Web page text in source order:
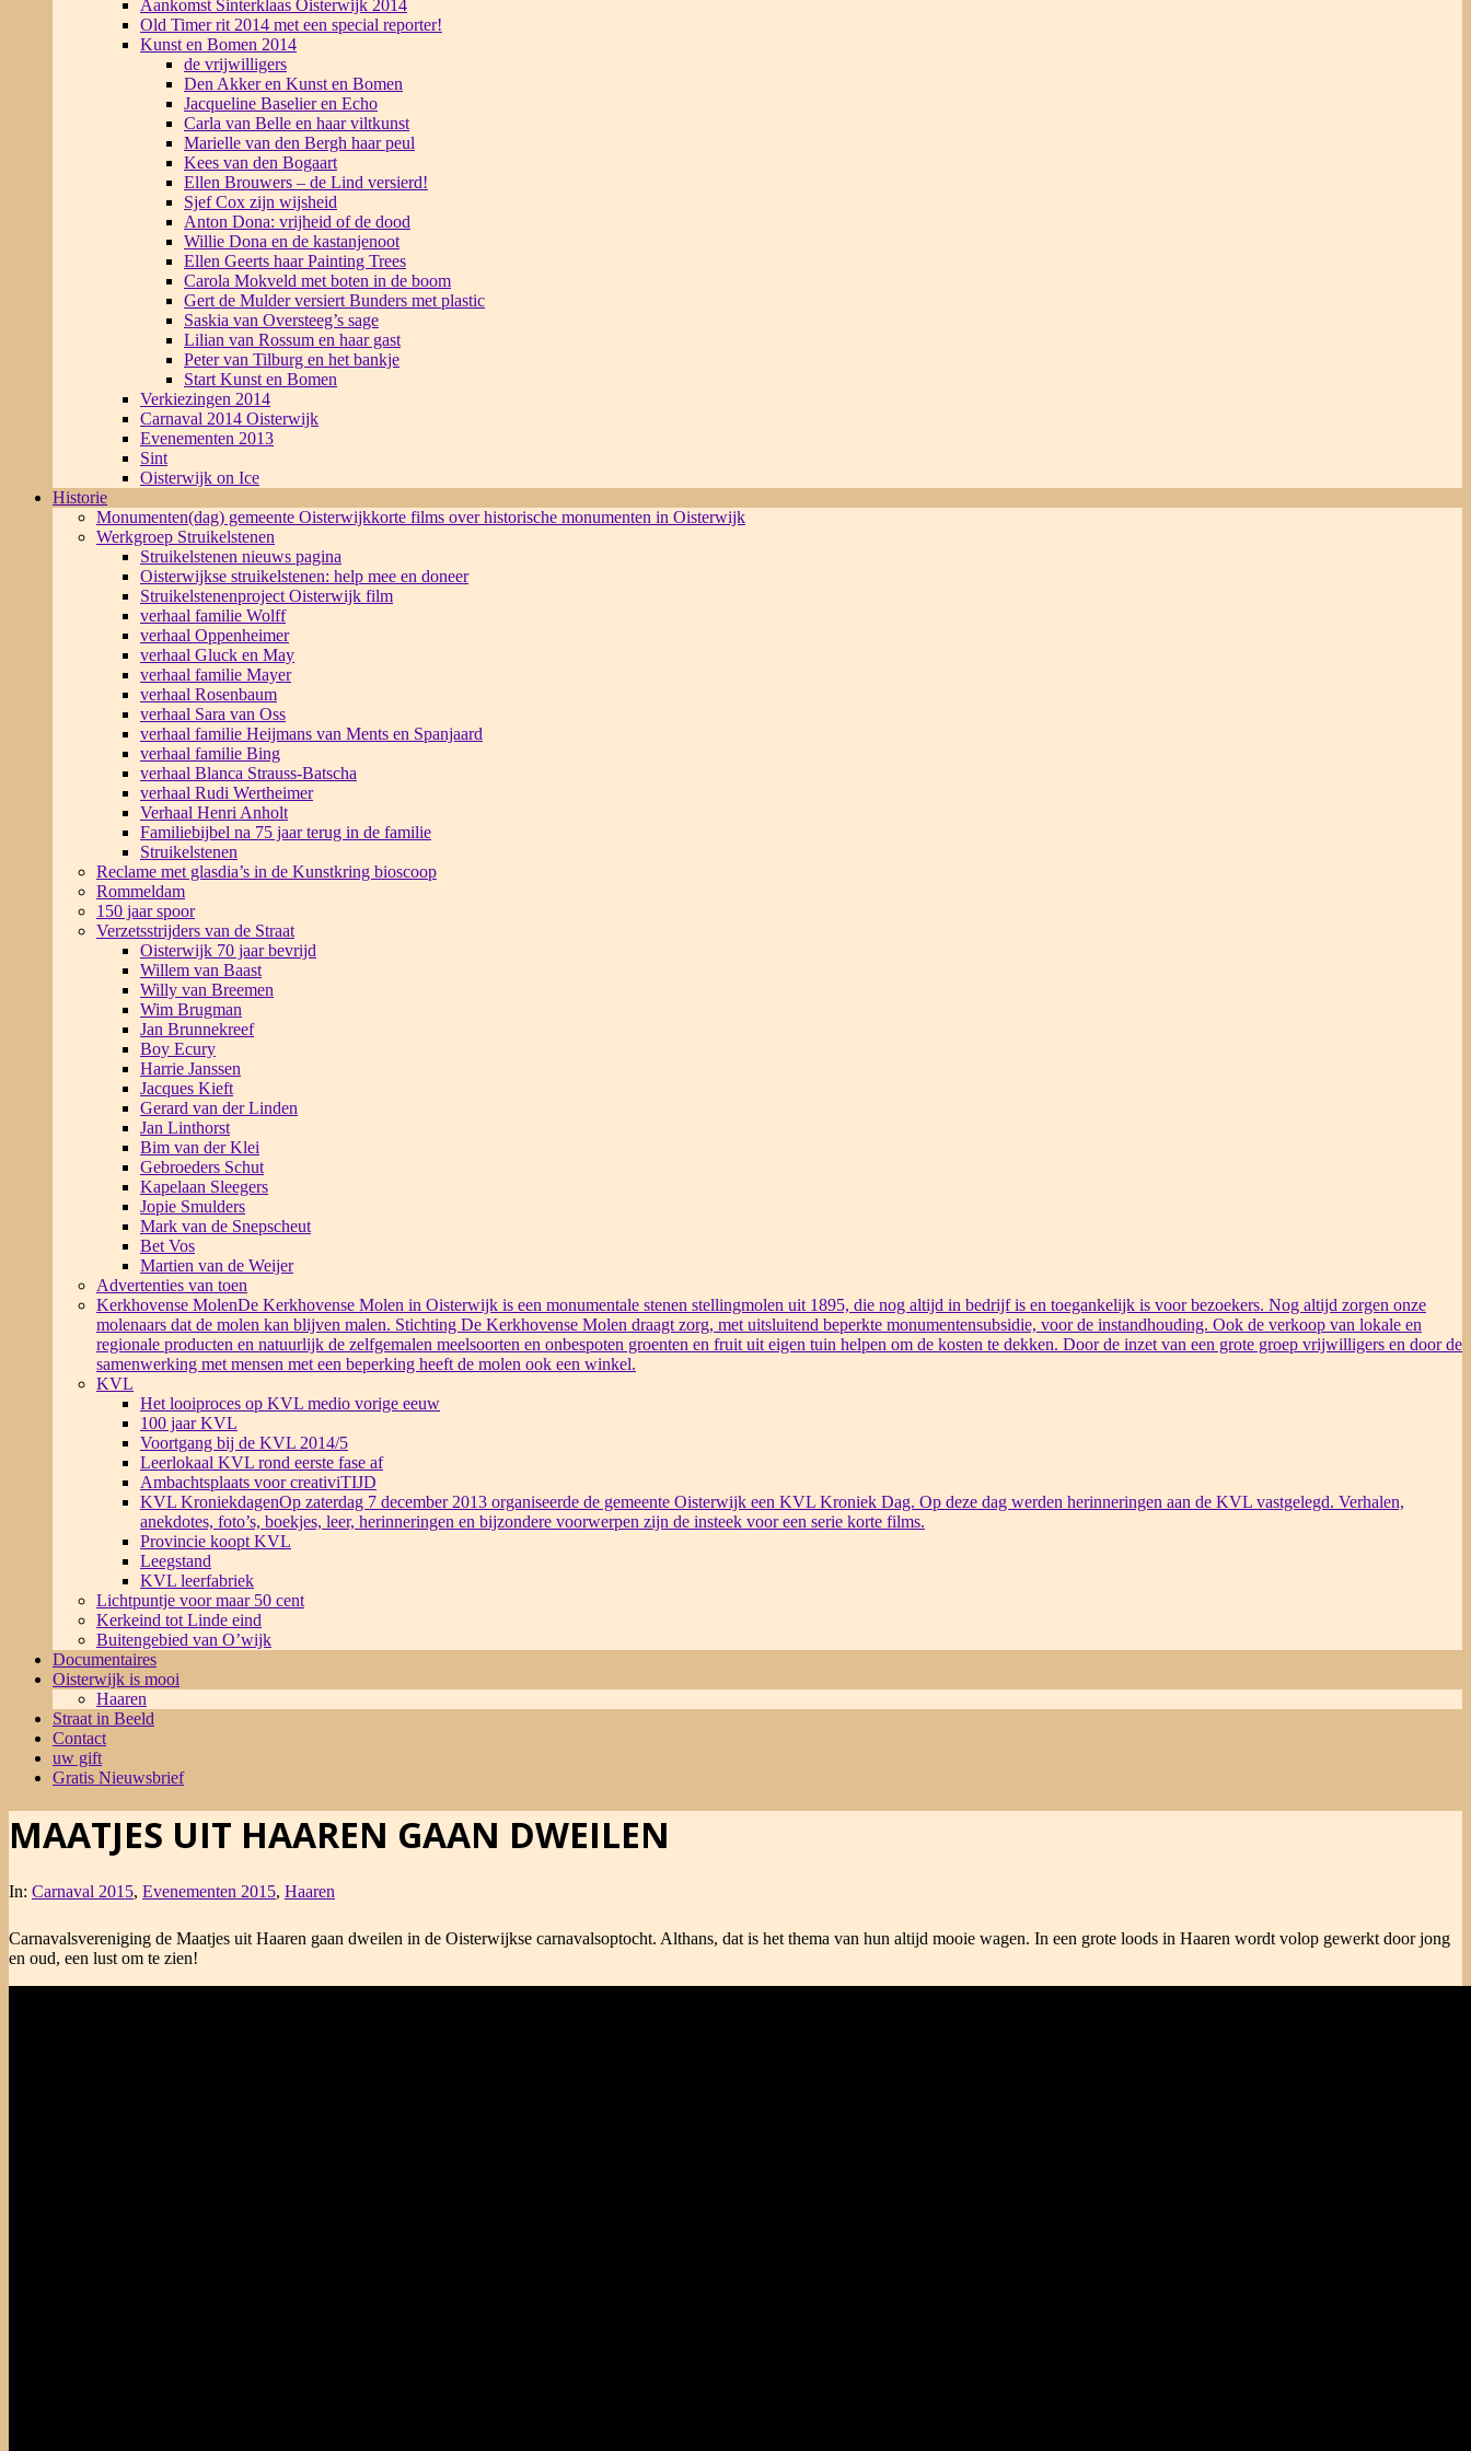
Aankomst Sinterklaas Oisterwijk 2014
Old Timer rit 2014 met een special reporter!
Kunst en Bomen 2014
de vrijwilligers
Den Akker en Kunst en Bomen
Jacqueline Baselier en Echo
Carla van Belle en haar viltkunst
Marielle van den Bergh haar peul
Kees van den Bogaart
Ellen Brouwers – de Lind versierd!
Sjef Cox zijn wijsheid
Anton Dona: vrijheid of de dood
Willie Dona en de kastanjenoot
Ellen Geerts haar Painting Trees
Carola Mokveld met boten in de boom
Gert de Mulder versiert Bunders met plastic
Saskia van Oversteeg’s sage
Lilian van Rossum en haar gast
Peter van Tilburg en het bankje
Start Kunst en Bomen
Verkiezingen 2014
Carnaval 2014 Oisterwijk
Evenementen 2013
Sint
Oisterwijk on Ice
Historie
Monumenten(dag) gemeente Oisterwijkkorte films over historische monumenten in Oisterwijk
Werkgroep Struikelstenen
Struikelstenen nieuws pagina
Oisterwijkse struikelstenen: help mee en doneer
Struikelstenenproject Oisterwijk film
verhaal familie Wolff
verhaal Oppenheimer
verhaal Gluck en May
verhaal familie Mayer
verhaal Rosenbaum
verhaal Sara van Oss
verhaal familie Heijmans van Ments en Spanjaard
verhaal familie Bing
verhaal Blanca Strauss-Batscha
verhaal Rudi Wertheimer
Verhaal Henri Anholt
Familiebijbel na 75 jaar terug in de familie
Struikelstenen
Reclame met glasdia’s in de Kunstkring bioscoop
Rommeldam
150 jaar spoor
Verzetsstrijders van de Straat
Oisterwijk 70 jaar bevrijd
Willem van Baast
Willy van Breemen
Wim Brugman
Jan Brunnekreef
Boy Ecury
Harrie Janssen
Jacques Kieft
Gerard van der Linden
Jan Linthorst
Bim van der Klei
Gebroeders Schut
Kapelaan Sleegers
Jopie Smulders
Mark van de Snepscheut
Bet Vos
Martien van de Weijer
Advertenties van toen
Kerkhovense MolenDe Kerkhovense Molen in Oisterwijk is een monumentale stenen stellingmolen uit 1895, die nog altijd in bedrijf is en toegankelijk is voor bezoekers. Nog altijd zorgen onze
molenaars dat de molen kan blijven malen. Stichting De Kerkhovense Molen draagt zorg, met uitsluitend beperkte monumentensubsidie, voor de instandhouding. Ook de verkoop van lokale en
regionale producten en natuurlijk de zelfgemalen meelsoorten en onbespoten groenten en fruit uit eigen tuin helpen om de kosten te dekken. Door de inzet van een grote groep vrijwilligers en door de
samenwerking met mensen met een beperking heeft de molen ook een winkel.
KVL
Het looiproces op KVL medio vorige eeuw
100 jaar KVL
Voortgang bij de KVL 2014/5
Leerlokaal KVL rond eerste fase af
Ambachtsplaats voor creativiTIJD
KVL KroniekdagenOp zaterdag 7 december 2013 organiseerde de gemeente Oisterwijk een KVL Kroniek Dag. Op deze dag werden herinneringen aan de KVL vastgelegd. Verhalen,
anekdotes, foto’s, boekjes, leer, herinneringen en bijzondere voorwerpen zijn de insteek voor een serie korte films.
Provincie koopt KVL
Leegstand
KVL leerfabriek
Lichtpuntje voor maar 50 cent
Kerkeind tot Linde eind
Buitengebied van O’wijk
Documentaires
Oisterwijk is mooi
Haaren
Straat in Beeld
Contact
uw gift
Gratis Nieuwsbrief
MAATJES UIT HAAREN GAAN DWEILEN
In: Carnaval 2015, Evenementen 2015, Haaren
Carnavalsvereniging de Maatjes uit Haaren gaan dweilen in de Oisterwijkse carnavalsoptocht. Althans, dat is het thema van hun altijd mooie wagen. In een grote loods in Haaren wordt volop gewerkt door jong
en oud, een lust om te zien!